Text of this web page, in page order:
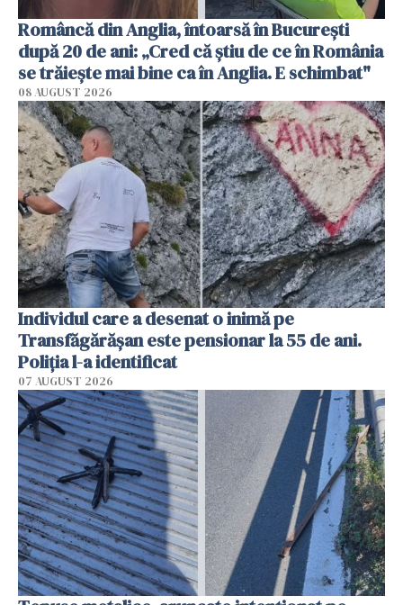
Româncă din Anglia, întoarsă în București
după 20 de ani: „Cred că știu de ce în România
se trăiește mai bine ca în Anglia. E schimbat"
08 AUGUST 2026
Individul care a desenat o inimă pe
Transfăgărășan este pensionar la 55 de ani.
Poliția l-a identificat
07 AUGUST 2026